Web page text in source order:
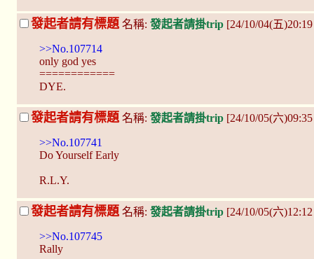
發起者請有標題 名稱: 發起者請掛trip [24/10/04(五
>>No.107714
only god yes
============
DYE.
發起者請有標題 名稱: 發起者請掛trip [24/10/05(六
>>No.107741
Do Yourself Early
R.L.Y.
發起者請有標題 名稱: 發起者請掛trip [24/10/05(六
>>No.107745
Rally